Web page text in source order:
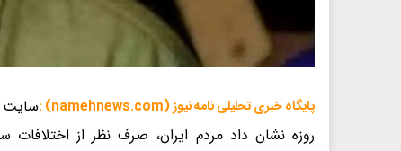
پایگاه خبری تحلیلی نامه نیوز (namehnews.com) :
روزه نشان داد مردم ایران، صرف نظر از